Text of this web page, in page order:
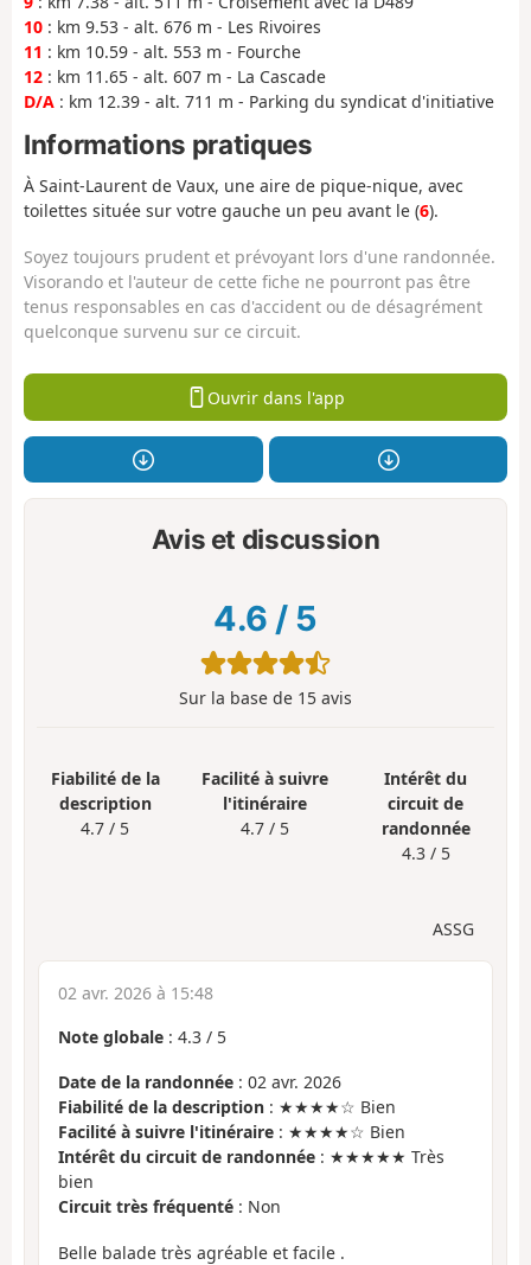
10 : km 9.53 - alt. 676 m - Les Rivoires
11 : km 10.59 - alt. 553 m - Fourche
12 : km 11.65 - alt. 607 m - La Cascade
D/A : km 12.39 - alt. 711 m - Parking du syndicat d'initiative
Informations pratiques
À Saint-Laurent de Vaux, une aire de pique-nique, avec
toilettes située sur votre gauche un peu avant le (6).
Soyez toujours prudent et prévoyant lors d'une randonnée.
Visorando et l'auteur de cette fiche ne pourront pas être
tenus responsables en cas d'accident ou de désagrément
quelconque survenu sur ce circuit.
Ouvrir dans l'app
Avis et discussion
4.6 / 5
Sur la base de 15 avis
Fiabilité de la
description
4.7 / 5
Facilité à suivre
l'itinéraire
4.7 / 5
Intérêt du
circuit de
randonnée
4.3 / 5
ASSG
02 avr. 2026 à 15:48
Note globale : 4.3 / 5
Date de la randonnée : 02 avr. 2026
Fiabilité de la description : ★★★★☆ Bien
Facilité à suivre l'itinéraire : ★★★★☆ Bien
Intérêt du circuit de randonnée : ★★★★★ Très
bien
Circuit très fréquenté : Non
Belle balade très agréable et facile .